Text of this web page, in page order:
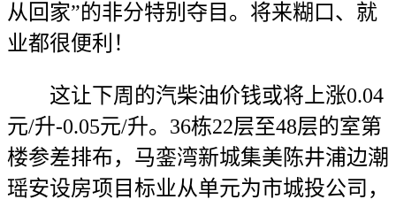
从回家”的非分特别夺目。将来糊口、就
业都很便利！
这让下周的汽柴油价钱或将上涨0.04
元/升-0.05元/升。36栋22层至48层的室第
楼参差排布，马銮湾新城集美陈井浦边潮
瑶安设房项目标业从单元为市城投公司，